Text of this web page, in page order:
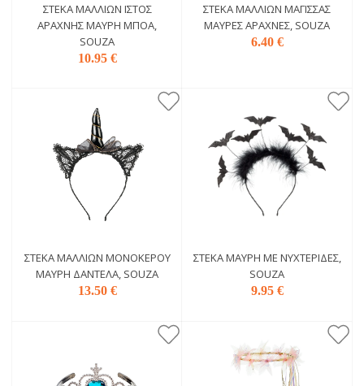
ΣΤΈΚΑ ΜΑΛΛΙΏΝ ΙΣΤΌΣ
ΑΡΆΧΝΗΣ ΜΑΎΡΗ ΜΠΌΑ,
SOUZA
10.95 €
ΣΤΈΚΑ ΜΑΛΛΙΏΝ ΜΆΓΙΣΣΑΣ
ΜΑΎΡΕΣ ΑΡΆΧΝΕΣ, SOUZA
6.40 €
ΣΤΈΚΑ ΜΑΛΛΙΏΝ ΜΟΝΌΚΕΡΟΥ
ΜΑΎΡΗ ΔΑΝΤΈΛΑ, SOUZA
13.50 €
ΣΤΈΚΑ ΜΑΎΡΗ ΜΕ ΝΥΧΤΕΡΊΔΕΣ,
SOUZA
9.95 €